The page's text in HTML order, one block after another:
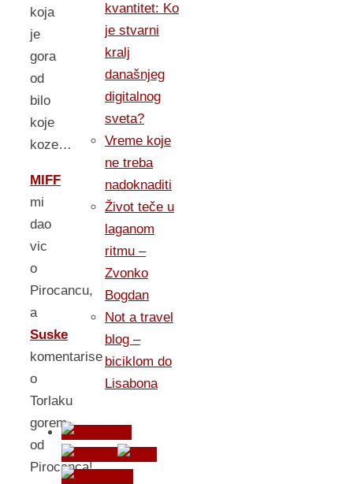
koja
je
gora
od
bilo
koje
koze…
MIFF
mi
dao
vic
o
Pirocancu,
a
Suske
komentarise
o
Torlaku
gorem
od
Pirocanca!
kvantitet: Ko
je stvarni
kralj
današnjeg
digitalnog
sveta?
Vreme koje
ne treba
nadoknaditi
Život teče u
laganom
ritmu –
Zvonko
Bogdan
Not a travel
blog –
biciklom do
Lisabona